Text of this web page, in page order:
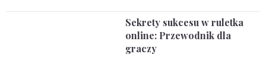
Sekrety sukcesu w ruletka
online: Przewodnik dla
graczy